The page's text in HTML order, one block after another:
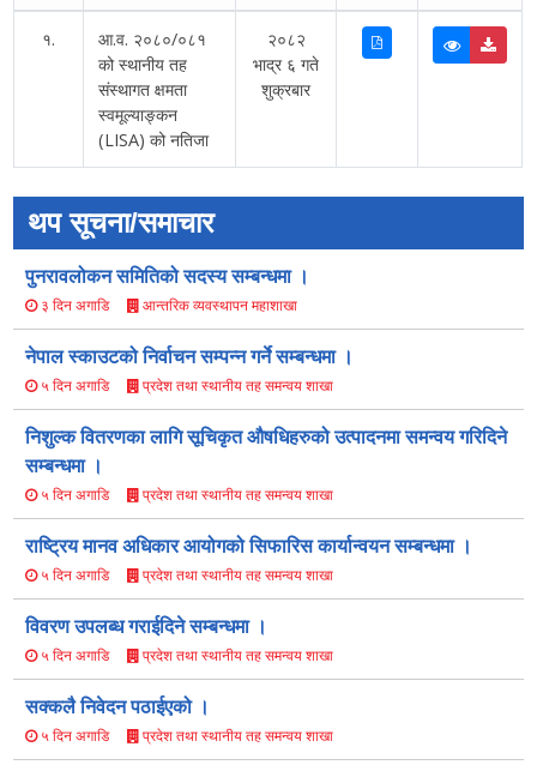
१.
आ.व. २०८०/०८१
को स्थानीय तह
संस्थागत क्षमता
स्वमूल्याङ्कन
(LISA) को नतिजा
२०८२
भाद्र ६ गते
शुक्रबार
थप सूचना/समाचार
पुनरावलोकन समितिको सदस्य सम्बन्धमा ।
३ दिन अगाडि आन्तरिक व्यवस्थापन महाशाखा
नेपाल स्काउटको निर्वाचन सम्पन्न गर्ने सम्बन्धमा ।
५ दिन अगाडि प्रदेश तथा स्थानीय तह समन्वय शाखा
निशुल्क वितरणका लागि सूचिकृत औषधिहरुको उत्पादनमा समन्वय गरिदिने
सम्बन्धमा ।
५ दिन अगाडि प्रदेश तथा स्थानीय तह समन्वय शाखा
राष्ट्रिय मानव अधिकार आयोगको सिफारिस कार्यान्वयन सम्बन्धमा ।
५ दिन अगाडि प्रदेश तथा स्थानीय तह समन्वय शाखा
विवरण उपलब्ध गराईदिने सम्बन्धमा ।
५ दिन अगाडि प्रदेश तथा स्थानीय तह समन्वय शाखा
सक्कलै निवेदन पठाईएको ।
५ दिन अगाडि प्रदेश तथा स्थानीय तह समन्वय शाखा